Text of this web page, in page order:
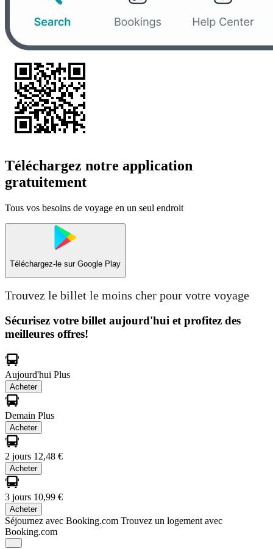
Téléchargez notre application
gratuitement
Tous vos besoins de voyage en un seul endroit
Téléchargez-le sur Google Play
Trouvez le billet le moins cher pour votre voyage
Sécurisez votre billet aujourd'hui et profitez des
meilleures offres!
Aujourd'hui Plus
Acheter
Demain Plus
Acheter
2 jours 12,48 €
Acheter
3 jours 10,99 €
Acheter
Séjournez avec Booking.com Trouvez un logement avec
Booking.com